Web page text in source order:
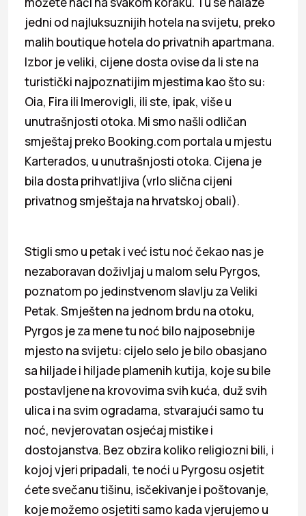
jedni od najluksuznijih hotela na svijetu, preko
malih boutique hotela do privatnih apartmana.
Izbor je veliki, cijene dosta ovise da li ste na
turistički najpoznatijim mjestima kao što su:
Oia, Fira ili Imerovigli, ili ste, ipak, više u
unutrašnjosti otoka. Mi smo našli odličan
smještaj preko Booking.com portala u mjestu
Karterados, u unutrašnjosti otoka. Cijena je
bila dosta prihvatljiva (vrlo slična cijeni
privatnog smještaja na hrvatskoj obali).
Stigli smo u petak i već istu noć čekao nas je
nezaboravan doživljaj u malom selu Pyrgos,
poznatom po jedinstvenom slavlju za Veliki
Petak. Smješten na jednom brdu na otoku,
Pyrgos je za mene tu noć bilo najposebnije
mjesto na svijetu: cijelo selo je bilo obasjano
sa hiljade i hiljade plamenih kutija, koje su bile
postavljene na krovovima svih kuća, duž svih
ulica i na svim ogradama, stvarajući samo tu
noć, nevjerovatan osjećaj mistike i
dostojanstva. Bez obzira koliko religiozni bili, i
kojoj vjeri pripadali, te noći u Pyrgosu osjetit
ćete svečanu tišinu, isčekivanje i poštovanje,
koje možemo osjetiti samo kada vjerujemo u